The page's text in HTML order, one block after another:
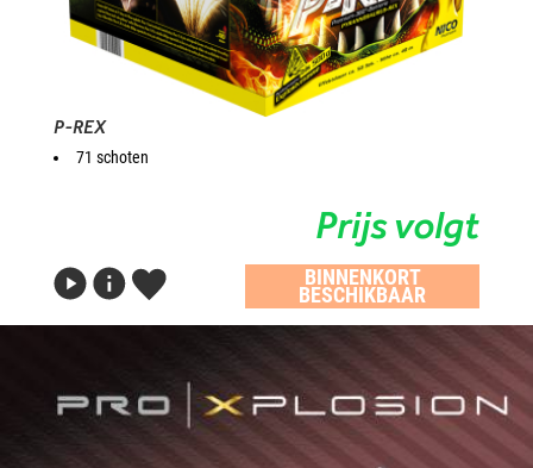
P-REX
71 schoten
Prijs volgt
BINNENKORT
BESCHIKBAAR